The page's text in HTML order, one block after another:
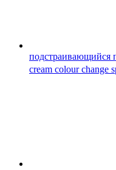
подстраивающийся
cream colour change